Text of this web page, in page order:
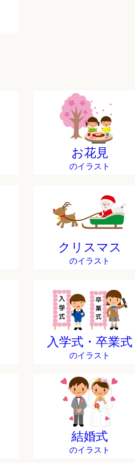
お花見
のイラスト
クリスマス
のイラスト
入学式・卒業式
のイラスト
結婚式
のイラスト